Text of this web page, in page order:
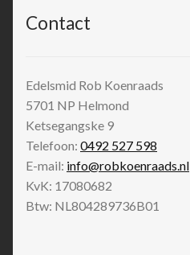
Contact
Edelsmid Rob Koenraads
5701 NP Helmond
Ketsegangske 9
Telefoon: 0492 527 598
E-mail: info@robkoenraads.nl
KvK: 17080682
Btw: NL804289736B01